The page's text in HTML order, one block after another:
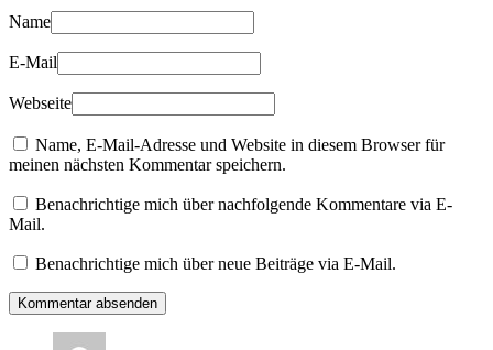
Name
E-Mail
Webseite
Name, E-Mail-Adresse und Website in diesem Browser für
meinen nächsten Kommentar speichern.
Benachrichtige mich über nachfolgende Kommentare via E-
Mail.
Benachrichtige mich über neue Beiträge via E-Mail.